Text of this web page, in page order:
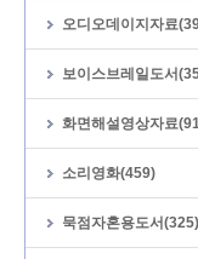
오디오데이지자료
보이스브레일도서
화면해설영상자료
소리영화(459)
묵점자혼용도서(325)